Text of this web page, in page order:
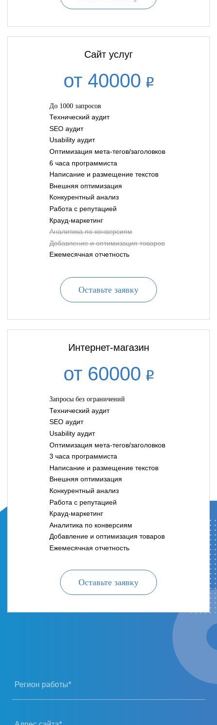
Сайт услуг
от 40000
До 1000 запросов
Технический аудит
SEO аудит
Usability аудит
Оптимизация мета-тегов/заголовков
6 часа программиста
Написание и размещение текстов
Внешняя оптимизация
Конкурентный анализ
Работа с репутацией
Крауд-маркетинг
Аналитика по конверсиям
Добавление и оптимизация товаров
Ежемесячная отчетность
Оставьте заявку
Интернет-магазин
от 60000
Запросы без ограничений
Технический аудит
SEO аудит
Usability аудит
Оптимизация мета-тегов/заголовков
3 часа программиста
Написание и размещение текстов
Внешняя оптимизация
Конкурентный анализ
Работа с репутацией
Крауд-маркетинг
Аналитика по конверсиям
Добавление и оптимизация товаров
Ежемесячная отчетность
Оставьте заявку
Регион работы*